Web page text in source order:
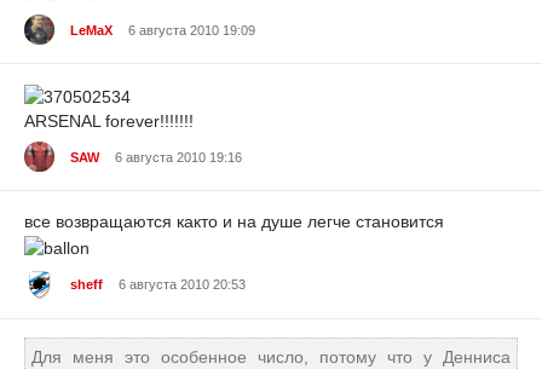
LeMaX 6 августа 2010 19:09
ARSENAL forever!!!!!!!
SAW 6 августа 2010 19:16
все возвращаются както и на душе легче становится
sheff 6 августа 2010 20:53
Для меня это особенное число, потому что у Денниса